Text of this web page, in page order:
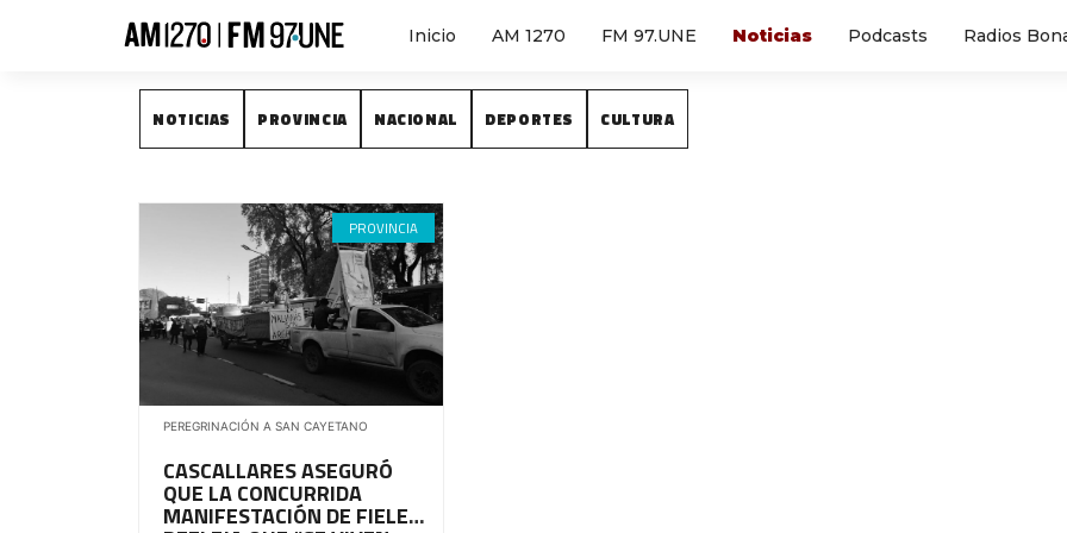
Inicio AM 1270 FM 97.UNE Noticias Podcasts Radios
NOTICIAS
NOTICIAS PROVINCIA NACIONAL DEPORTES CULTURA
PROVINCIA
PEREGRINACIÓN A SAN CAYETANO
CASCALLARES ASEGURÓ
QUE LA CONCURRIDA
MANIFESTACIÓN DE FIELES